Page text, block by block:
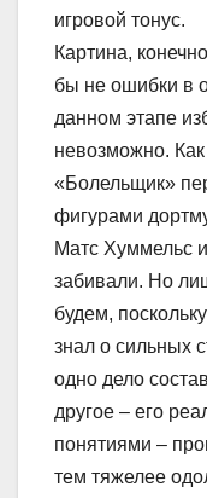
игровой тонус.
Картина,
бы не ошибки в
данном этапе
невозможно.
«Болельщик»
фигурами
Матс Хуммельс
забивали. Но
будем,
знал о сильных
одно дело
другое – его
понятиями –
тем тяжелее